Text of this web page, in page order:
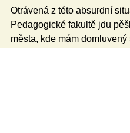
Otrávená z této absurdní
Pedagogické fakultě jdu
města, kde mám domluvený